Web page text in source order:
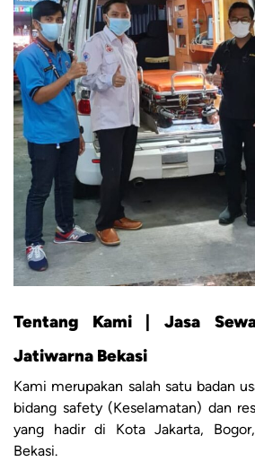
Tentang Kami | Jasa
Jatiwarna Bekasi
Kami merupakan salah satu badan
bidang safety (Keselamatan) dan
yang hadir di Kota Jakarta,
Bekasi.